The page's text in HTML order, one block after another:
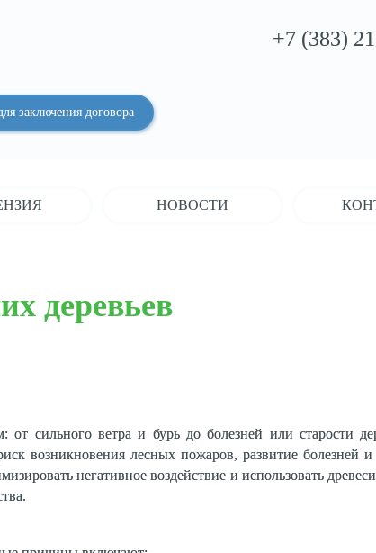
+7 (383)
заключения договора
НОВОСТИ
деревьев
сильного ветра и бурь до болезней или старости
возникновения лесных пожаров, развитие болезней
негативное воздействие и использовать